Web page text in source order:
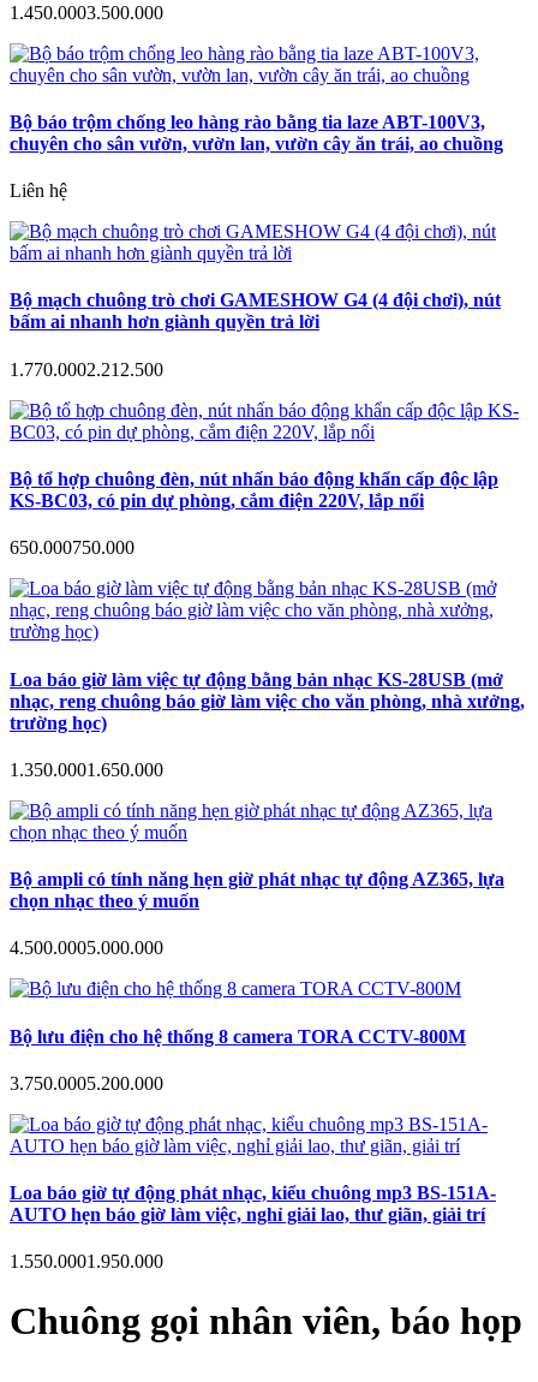
1.450.0003.500.000
Bộ báo trộm chống leo hàng rào bằng tia laze ABT-100V3,
chuyên cho sân vườn, vườn lan, vườn cây ăn trái, ao chuồng
Liên hệ
Bộ mạch chuông trò chơi GAMESHOW G4 (4 đội chơi), nút
bấm ai nhanh hơn giành quyền trả lời
1.770.0002.212.500
Bộ tổ hợp chuông đèn, nút nhấn báo động khẩn cấp độc lập
KS-BC03, có pin dự phòng, cắm điện 220V, lắp nổi
650.000750.000
Loa báo giờ làm việc tự động bằng bản nhạc KS-28USB (mở
nhạc, reng chuông báo giờ làm việc cho văn phòng, nhà xưởng,
trường học)
1.350.0001.650.000
Bộ ampli có tính năng hẹn giờ phát nhạc tự động AZ365, lựa
chọn nhạc theo ý muốn
4.500.0005.000.000
Bộ lưu điện cho hệ thống 8 camera TORA CCTV-800M
3.750.0005.200.000
Loa báo giờ tự động phát nhạc, kiểu chuông mp3 BS-151A-
AUTO hẹn báo giờ làm việc, nghỉ giải lao, thư giãn, giải trí
1.550.0001.950.000
Chuông gọi nhân viên, báo họp